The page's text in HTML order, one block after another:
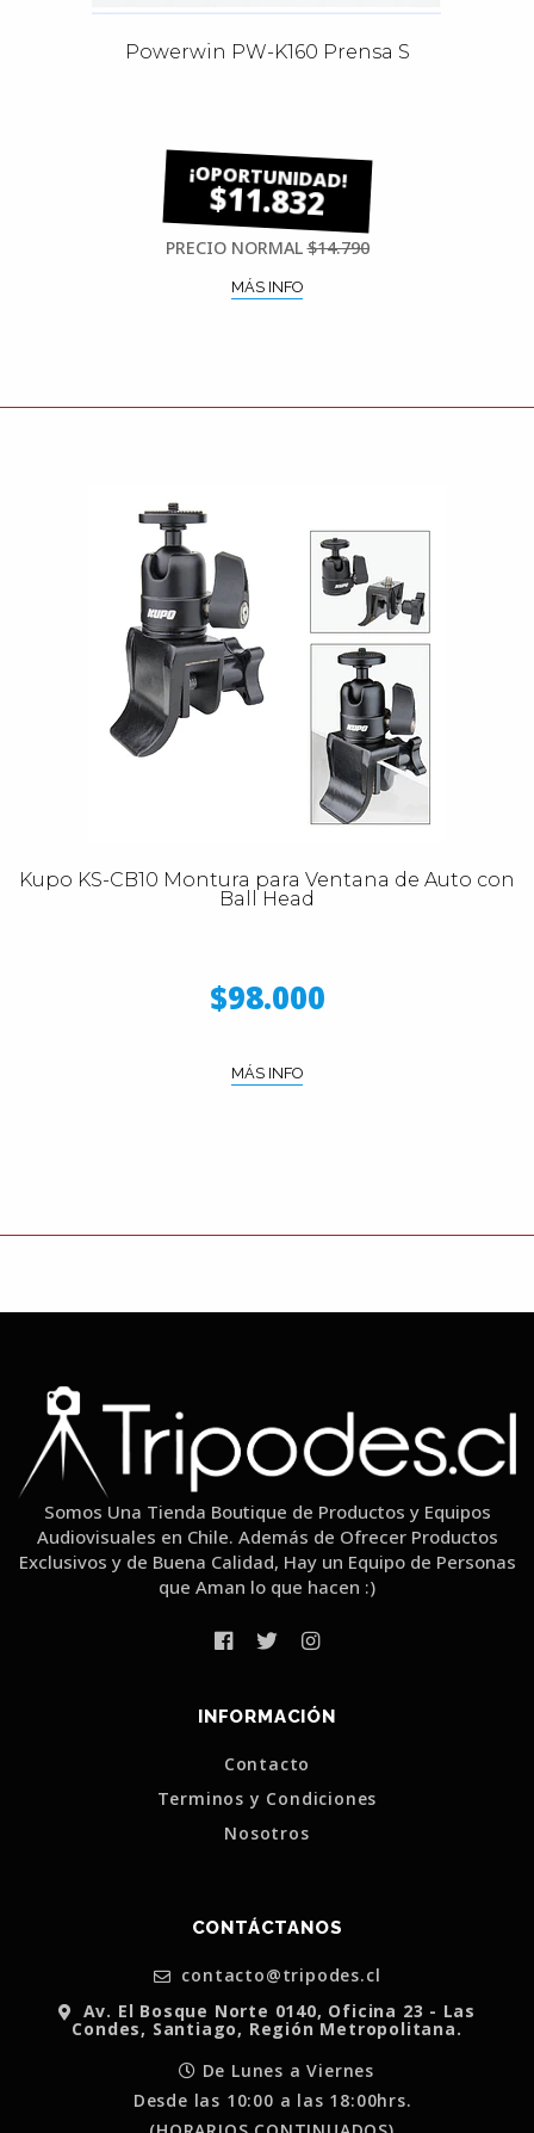
Powerwin PW-K160 Prensa S
$11.832
PRECIO NORMAL$14.790
MÁS INFO
Kupo KS-CB10 Montura para Ventana de Auto con
Ball Head
$98.000
MÁS INFO
Somos Una Tienda Boutique de Productos y Equipos
Audiovisuales en Chile. Además de Ofrecer Productos
Exclusivos y de Buena Calidad, Hay un Equipo de Personas
que Aman lo que hacen :)
INFORMACIÓN
Contacto
Terminos y Condiciones
Nosotros
CONTÁCTANOS
contacto@tripodes.cl
Av. El Bosque Norte 0140, Oficina 23 - Las
Condes, Santiago, Región Metropolitana.
De Lunes a Viernes
Desde las 10:00 a las 18:00hrs.